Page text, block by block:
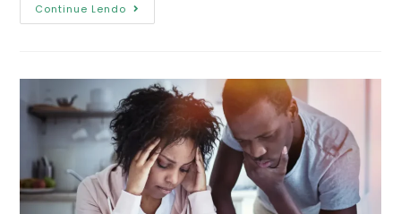
Continue Lendo